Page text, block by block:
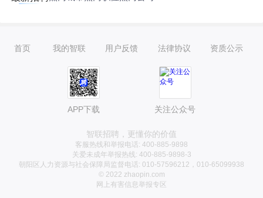
首页 我的智联 用户反馈 法律协议 资质公示
APP下载 关注公众号
智联招聘，更懂你的价值
客服热线和举报电话: 400-885-9898
关爱未成年举报热线: 400-885-9898-3
朝阳区人力资源与社会保障局监督电话: 010-57596212，010-65099938
© 2022 zhaopin.com
网上有害信息举报专区